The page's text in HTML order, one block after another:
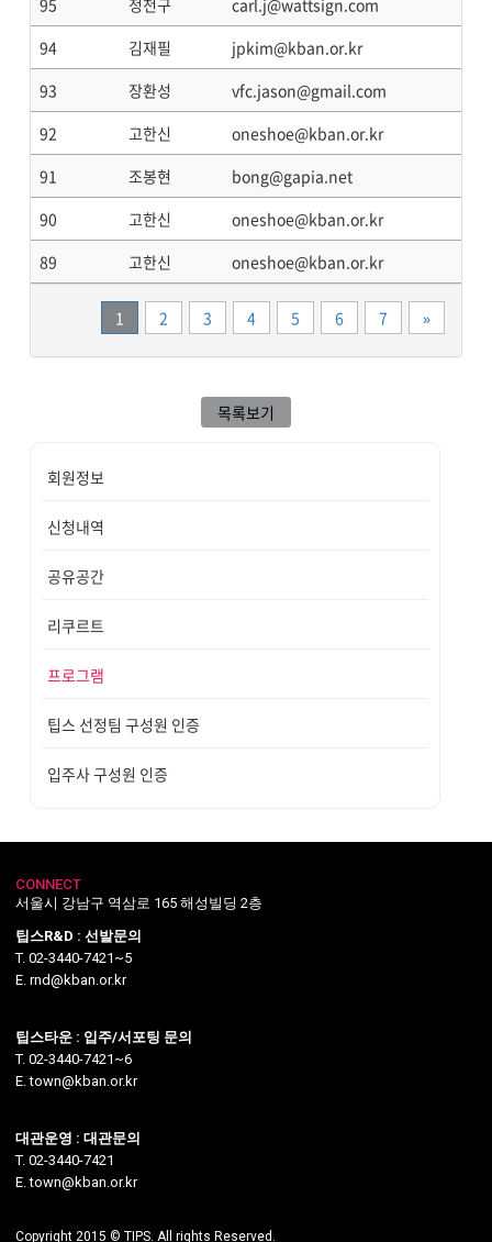
95
정천구 carl.j@wattsign.com
94
김재필 jpkim@kban.or.kr
93
장환성 vfc.jason@gmail.com
92
고한신 oneshoe@kban.or.kr
91
조봉현 bong@gapia.net
90
고한신 oneshoe@kban.or.kr
89
고한신 oneshoe@kban.or.kr
1 2 3 4 5 6 7 »끝
목록보기
회원정보
신청내역
공유공간
리쿠르트
프로그램
팁스 선정팀 구성원 인증
입주사 구성원 인증
CONNECT
서울시 강남구 역삼로 165 해성빌딩 2층
팁스R&D : 선발문의
T. 02-3440-7421~5
E. rnd@kban.or.kr
팁스타운 : 입주/서포팅 문의
T. 02-3440-7421~6
E. town@kban.or.kr
대관운영 : 대관문의
T. 02-3440-7421
E. town@kban.or.kr
Copyright 2015 © TIPS. All rights Reserved.